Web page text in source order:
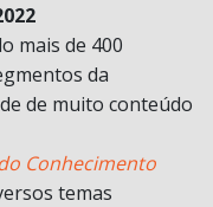
mais de 400
da
de muito conteúdo
Conhecimento
temas